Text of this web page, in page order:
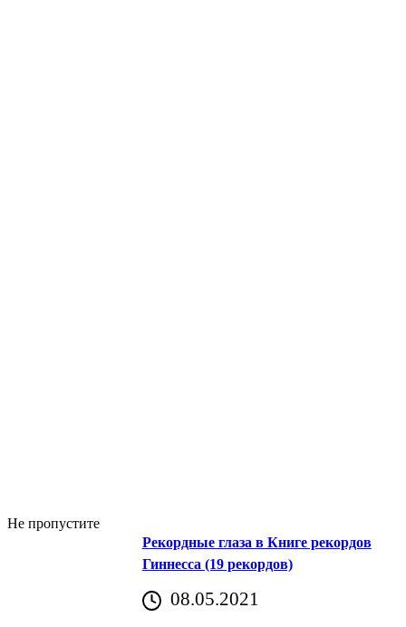
Не пропустите
Рекордные глаза в Книге рекордов
Гиннесса (19 рекордов)
08.05.2021